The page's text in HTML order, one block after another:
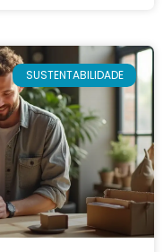
SUSTENTABILIDADE